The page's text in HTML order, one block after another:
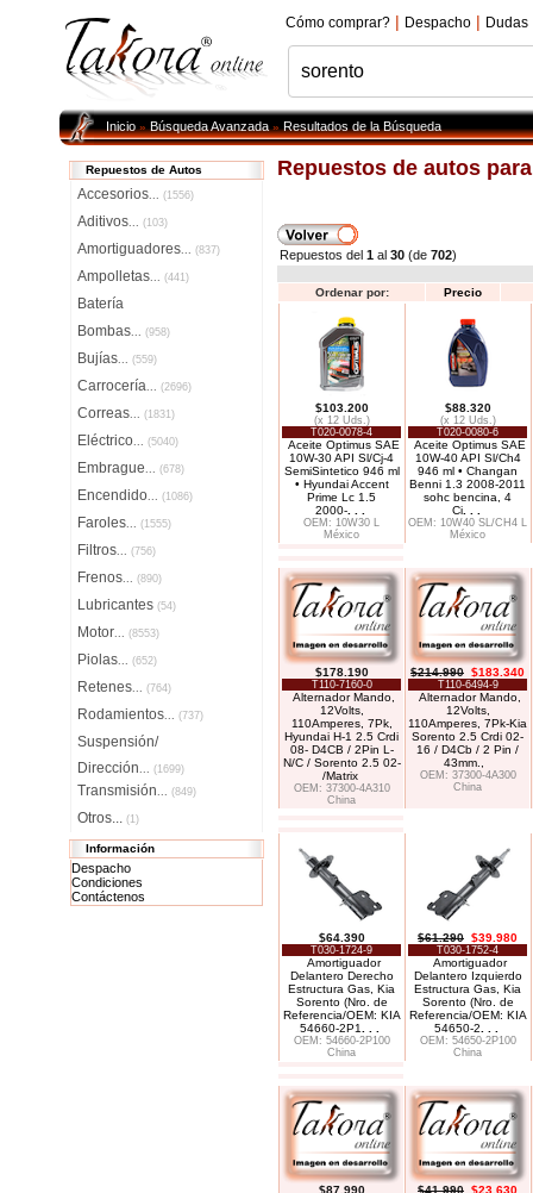
Cómo comprar? | Despacho | Dudas
Inicio»Búsqueda Avanzada»Resultados de la Búsqueda
Repuestos de Autos
Accesorios... (1556)
Aditivos... (103)
Amortiguadores... (837)
Ampolletas... (441)
Batería
Bombas... (958)
Bujías... (559)
Carrocería... (2696)
Correas... (1831)
Eléctrico... (5040)
Embrague... (678)
Encendido... (1086)
Faroles... (1555)
Filtros... (756)
Frenos... (890)
Lubricantes (54)
Motor... (8553)
Piolas... (652)
Retenes... (764)
Rodamientos... (737)
Suspensión/
Dirección... (1699)
Transmisión... (849)
Otros... (1)
Información
Despacho
Condiciones
Contáctenos
Repuestos de autos
Repuestos del 1 al 30 (de 702)
Ordenar por: Precio
$103.200
(x 12 Uds.)
T020-0078-4
Aceite Optimus SAE
10W-30 API Sl/Cj-4
SemiSintetico 946 ml
• Hyundai Accent
Prime Lc 1.5
2000-. . .
OEM: 10W30 L
México
$88.320
(x 12 Uds.)
T020-0080-6
Aceite Optimus SAE
10W-40 API Sl/Ch4
946 ml • Changan
Benni 1.3 2008-2011
sohc bencina, 4
Ci. . .
OEM: 10W40 SL/CH4 L
México
$178.190
T110-7160-0
Alternador Mando,
12Volts,
110Amperes, 7Pk,
Hyundai H-1 2.5 Crdi
08- D4CB / 2Pin L-
N/C / Sorento 2.5 02-
/Matrix
OEM: 37300-4A310
China
$214.990 $183.340
T110-6494-9
Alternador Mando,
12Volts,
110Amperes, 7Pk-Kia
Sorento 2.5 Crdi 02-
16 / D4Cb / 2 Pin /
43mm.,
OEM: 37300-4A300
China
$64.390
T030-1724-9
Amortiguador
Delantero Derecho
Estructura Gas, Kia
Sorento (Nro. de
Referencia/OEM: KIA
54660-2P1
OEM: 54660-2P100
China
$61.290 $39.980
T030-1752-4
Amortiguador
Delantero Izquierdo
Estructura Gas, Kia
Sorento (Nro. de
Referencia/OEM: KIA
54650-2
OEM: 54650-2P100
China
$87.990 $41.990 $23.630